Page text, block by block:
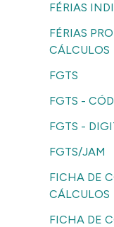
FÉRIAS
FÉRIAS
CÁLCULOS
FGTS
FGTS -
FGTS -
FGTS/JAM
FICHA DE
CÁLCULOS
FICHA DE